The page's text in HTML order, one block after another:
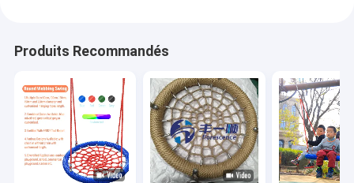
Produits Recommandés